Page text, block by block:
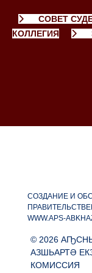
СОВЕТ
КОЛЛЕГИЯ
СОЗДАНИЕ И
WWW.APS-
© 2026
АЗШЬАРТӘ
КОМИССИЯ